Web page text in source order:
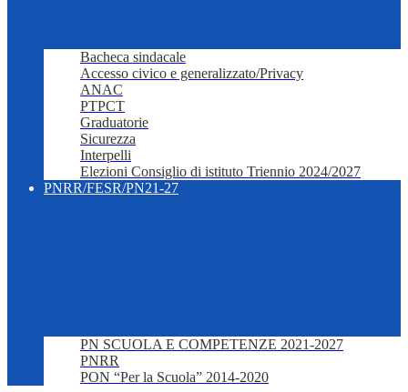
Bacheca sindacale
Accesso civico e generalizzato/Privacy
ANAC
PTPCT
Graduatorie
Sicurezza
Interpelli
Elezioni Consiglio di istituto Triennio 2024/2027
PNRR/FESR/PN21-27
PN SCUOLA E COMPETENZE 2021-2027
PNRR
PON “Per la Scuola” 2014-2020